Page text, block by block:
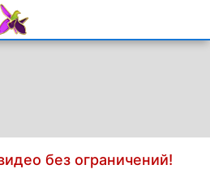
без ограничений!